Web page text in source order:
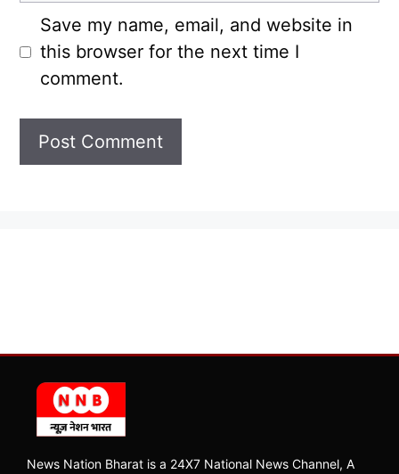
Save my name, email, and website in
this browser for the next time I
comment.
News Nation Bharat is a 24X7 National News Channel, A